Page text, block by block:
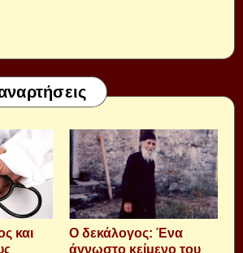
και
Ο δεκάλογος: Ένα
άγνωστο κείμενο του